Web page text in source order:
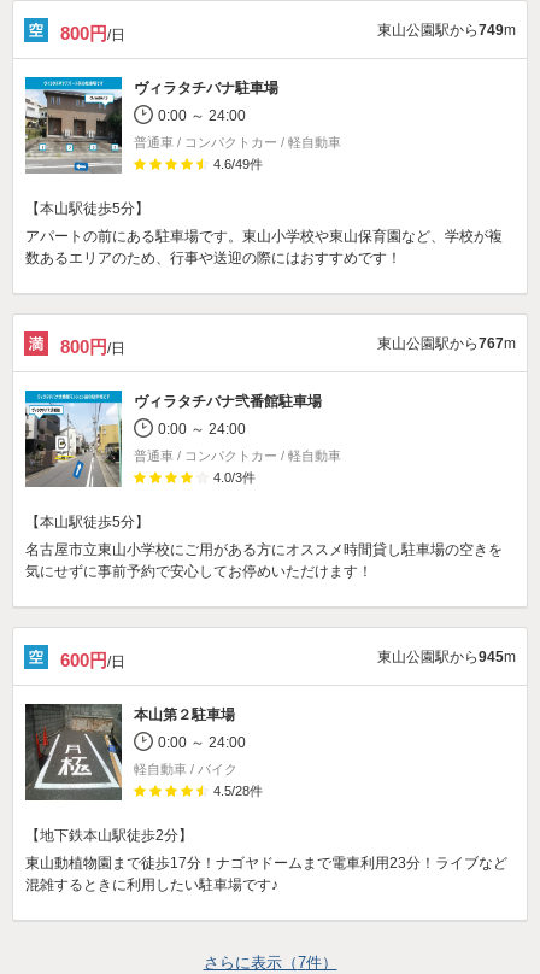
800円/日 東山公園駅から749m
ヴィラタチバナ駐車場
0:00 ～ 24:00
普通車 / コンパクトカー / 軽自動車
4.6/49件
【本山駅徒歩5分】
アパートの前にある駐車場です。東山小学校や東山保育園など、学校が複
数あるエリアのため、行事や送迎の際にはおすすめです！
800円/日 東山公園駅から767m
ヴィラタチバナ弐番館駐車場
0:00 ～ 24:00
普通車 / コンパクトカー / 軽自動車
4.0/3件
【本山駅徒歩5分】
名古屋市立東山小学校にご用がある方にオススメ時間貸し駐車場の空きを
気にせずに事前予約で安心してお停めいただけます！
600円/日 東山公園駅から945m
本山第２駐車場
0:00 ～ 24:00
軽自動車 / バイク
4.5/28件
【地下鉄本山駅徒歩2分】
東山動植物園まで徒歩17分！ナゴヤドームまで電車利用23分！ライブなど
混雑するときに利用したい駐車場です♪
さらに表示（7件）